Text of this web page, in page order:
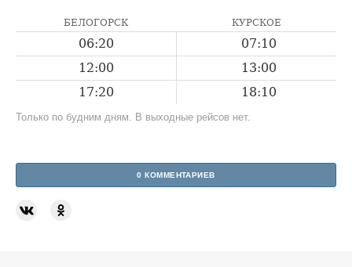
БЕЛОГОРСК КУРСКОЕ
06:20
07:10
12:00
13:00
17:20
18:10
Только по будним дням. В выходные рейсов нет.
0 КОММЕНТАРИЕВ